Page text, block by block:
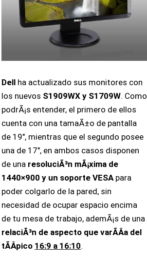
Dell ha actualizado sus monitores con
los nuevos S1909WX y S1709W. Como
podrÃ¡s entender, el primero de ellos
cuenta con una tamaÃ±o de pantalla
de 19″, mientras que el segundo posee
una de 17″, en ambos casos disponen
de una resoluciÃ³n mÃ¡xima de
1440×900 y un soporte VESA para
poder colgarlo de la pared, sin
necesidad de ocupar espacio encima
de tu mesa de trabajo, ademÃ¡s de una
relaciÃ³n de aspecto que varÃ­Â­a del
tÃ­Â­pico 16:9 a 16:10.